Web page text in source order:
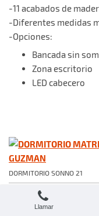
-11 acabados de
-Diferentes medidas
-Opciones:
Bancada sin
Zona
LED
DORMITORIO SONNO 21
Llamar